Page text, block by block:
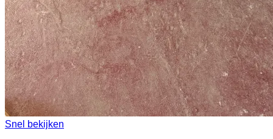
Snel bekijken